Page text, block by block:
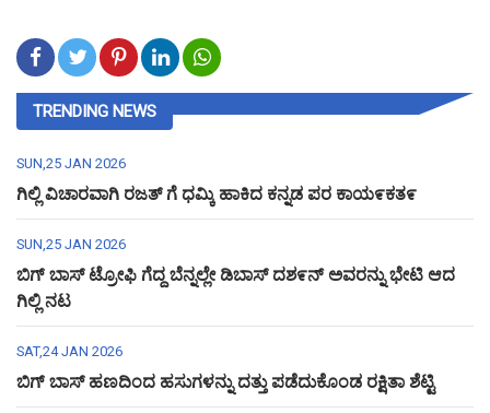
TRENDING NEWS
SUN,25 JAN 2026
ಗಿಲ್ಲಿ ವಿಚಾರವಾಗಿ ರಜತ್ ಗೆ ಧಮ್ಕಿ ಹಾಕಿದ ಕನ್ನಡ ಪರ ಕಾಯ೯ಕತ೯
SUN,25 JAN 2026
ಬಿಗ್ ಬಾಸ್ ಟ್ರೋಫಿ ಗೆದ್ದ ಬೆನ್ನಲ್ಲೇ ಡಿಬಾಸ್ ದಶ೯ನ್ ಅವರನ್ನು ಭೇಟಿ ಆದ
ಗಿಲ್ಲಿ ನಟ
SAT,24 JAN 2026
ಬಿಗ್ ಬಾಸ್ ಹಣದಿಂದ ಹಸುಗಳನ್ನು ದತ್ತು ಪಡೆದುಕೊಂಡ ರಕ್ಷಿತಾ ಶೆಟ್ಟಿ